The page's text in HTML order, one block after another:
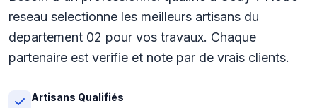
reseau selectionne les meilleurs artisans du
departement 02 pour vos travaux. Chaque
partenaire est verifie et note par de vrais clients.
Artisans Qualifiés